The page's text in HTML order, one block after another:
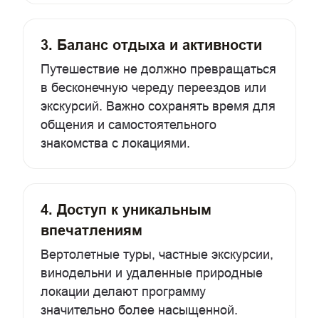
3. Баланс отдыха и активности
Путешествие не должно превращаться
в бесконечную череду переездов или
экскурсий. Важно сохранять время для
общения и самостоятельного
знакомства с локациями.
4. Доступ к уникальным
впечатлениям
Вертолетные туры, частные экскурсии,
винодельни и удаленные природные
локации делают программу
значительно более насыщенной.